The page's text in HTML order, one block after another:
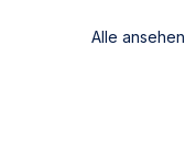
Alle ansehen